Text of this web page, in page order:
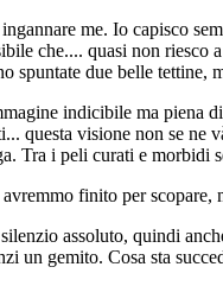
me. Io capisco
che.... quasi non
spuntate due belle
indicibile ma piena
questa visione non se
Tra i peli curati e morbidi
finito per scopare,
assoluto, quindi
un gemito. Cosa sta